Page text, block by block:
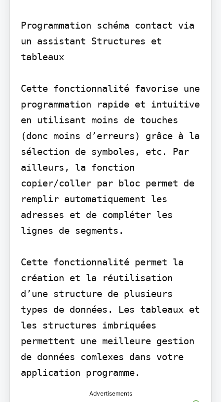
Programmation schéma contact via
un assistant Structures et
tableaux
Cette fonctionnalité favorise une
programmation rapide et intuitive
en utilisant moins de touches
(donc moins d’erreurs) grâce à la
sélection de symboles, etc. Par
ailleurs, la fonction
copier/coller par bloc permet de
remplir automatiquement les
adresses et de compléter les
lignes de segments.
Cette fonctionnalité permet la
création et la réutilisation
d’une structure de plusieurs
types de données. Les tableaux et
les structures imbriquées
permettent une meilleure gestion
de données comlexes dans votre
application programme.
Advertisements